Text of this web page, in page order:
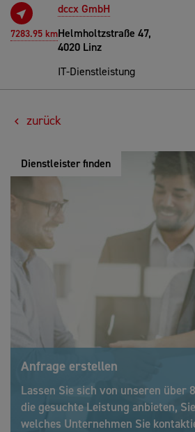
7283.95 km
dccx GmbH
Helmholtzstraße 47,
4020 Linz
IT-Dienstleistung
zurück
Dienstleister finden
Anfrage erstellen
Lassen Sie sich von unseren über
die gesuchte Leistung anbieten,
welches Unternehmen Sie